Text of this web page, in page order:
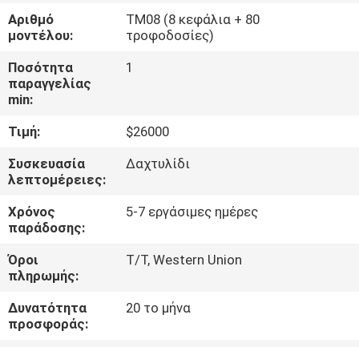
ΕΠΙΣΚΈΨΕΙΣ
ΣΤΟ
ΕΡΓΟΣΤΆΣΙΟ
ΈΛΕΓΧΟΣ
ΠΟΙΌΤΗΤΑΣ
ΕΠΙΚΟΙΝΩΝΉΣΤΕ
ΜΑΖΊ
ΜΑΣ
ΝΈΑ
Αριθμό
μοντέλου:
TM08 (8 κεφάλια + 80
τροφοδοσίες)
Ποσότητα
παραγγελίας
min:
1
Τιμή:
$26000
Συσκευασία
λεπτομέρειες:
Δαχτυλίδι
Χρόνος
παράδοσης:
5-7 εργάσιμες ημέρες
Όροι
πληρωμής:
T/T, Western Union
Δυνατότητα
προσφοράς:
20 το μήνα